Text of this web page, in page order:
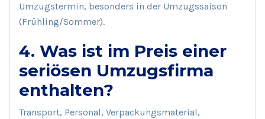
Umzugstermin, besonders in der Umzugssaison
(Frühling/Sommer).
4. Was ist im Preis einer
seriösen Umzugsfirma
enthalten?
Transport, Personal, Verpackungsmaterial,